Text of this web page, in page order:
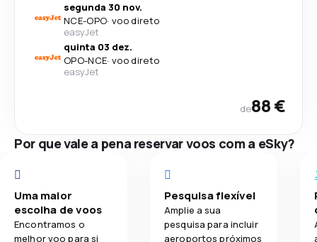
segunda 30 nov.
NCE-OPO· voo direto
easyJet
quinta 03 dez.
OPO-NCE· voo direto
easyJet
de88 €
Por que vale a pena reservar voos com a eSky?
Uma maior
escolha de voos
Encontramos o
melhor voo para si
Pesquisa flexível
Amplie a sua
pesquisa para incluir
aeroportos próximos